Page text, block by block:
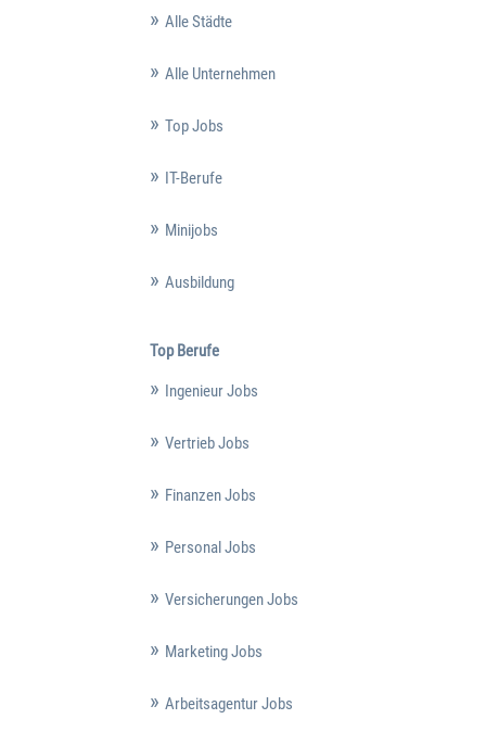
Alle Städte
Alle Unternehmen
Top Jobs
IT-Berufe
Minijobs
Ausbildung
Top Berufe
Ingenieur Jobs
Vertrieb Jobs
Finanzen Jobs
Personal Jobs
Versicherungen Jobs
Marketing Jobs
Arbeitsagentur Jobs